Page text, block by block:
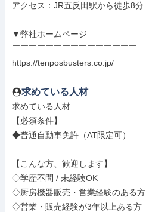
アクセス：JR五反田駅から徒歩8分
▼弊社ホームページ
￣￣￣￣￣￣￣￣￣￣￣￣￣￣￣
https://tenposbusters.co.jp/
求めている人材
求めている人材
【必須条件】
◆普通自動車免許（AT限定可）
【こんな方、歓迎します】
◇学歴不問 / 未経験OK
◇厨房機器販売・営業経験のある方
◇営業・販売経験が3年以上ある方